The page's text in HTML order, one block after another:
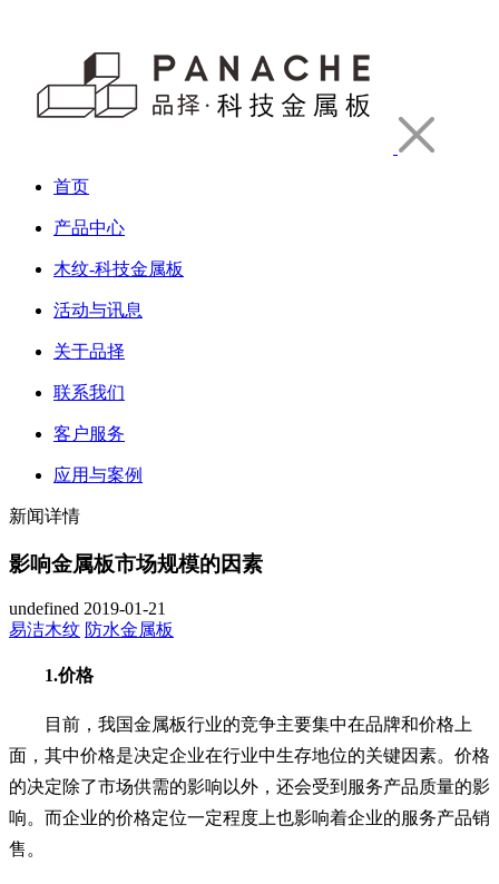
首页
产品中心
木纹-科技金属板
活动与讯息
关于品择
联系我们
客户服务
应用与案例
新闻详情
影响金属板市场规模的因素
undefined 2019-01-21
易洁木纹 防水金属板
1.价格
目前，我国金属板行业的竞争主要集中在品牌和价格上
面，其中价格是决定企业在行业中生存地位的关键因素。价格
的决定除了市场供需的影响以外，还会受到服务产品质量的影
响。而企业的价格定位一定程度上也影响着企业的服务产品销
售。